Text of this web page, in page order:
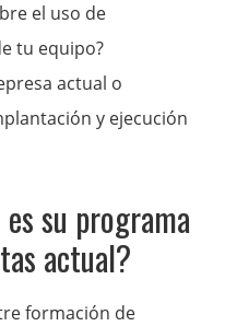
el uso de
tu equipo?
actual o
y ejecución
su programa
actual?
formación de